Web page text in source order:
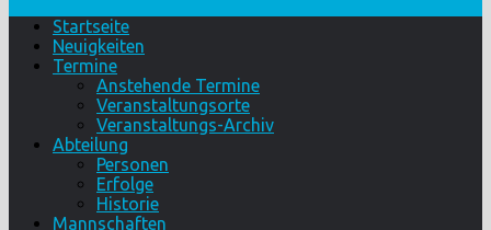
Startseite
Neuigkeiten
Termine
Anstehende Termine
Veranstaltungsorte
Veranstaltungs-Archiv
Abteilung
Personen
Erfolge
Historie
Mannschaften